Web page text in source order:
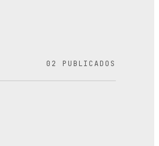
02 PUBLICADOS